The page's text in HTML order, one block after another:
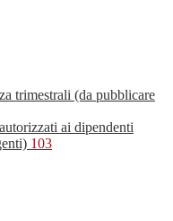
trimestrali (da pubblicare
ai dipendenti
103